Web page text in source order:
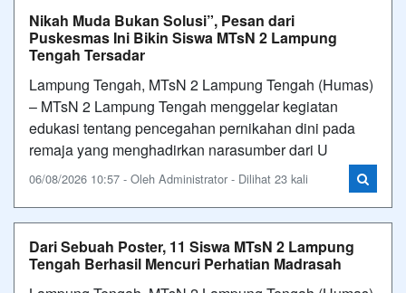
Nikah Muda Bukan Solusi”, Pesan dari
Puskesmas Ini Bikin Siswa MTsN 2 Lampung
Tengah Tersadar
Lampung Tengah, MTsN 2 Lampung Tengah (Humas)
– MTsN 2 Lampung Tengah menggelar kegiatan
edukasi tentang pencegahan pernikahan dini pada
remaja yang menghadirkan narasumber dari U
06/08/2026 10:57 - Oleh Administrator - Dilihat 23 kali
Dari Sebuah Poster, 11 Siswa MTsN 2 Lampung
Tengah Berhasil Mencuri Perhatian Madrasah